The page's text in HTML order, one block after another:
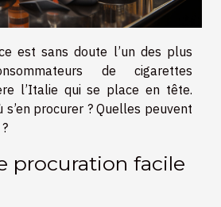
est sans doute l’un des plus
de cigarettes
l’Italie qui se place en tête.
procurer ? Quelles peuvent
procuration facile